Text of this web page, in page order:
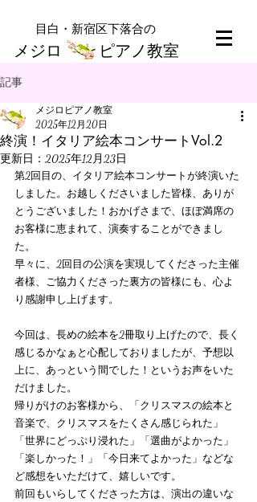
​目白・新宿区下落合の
メジロ ピアノ教室
記事
終演！イタリア絵本コンサートVol.2
メジロピアノ教室
2025年12月20日
更新日： 2025年12月23日
第2回目の、イタリア絵本コンサートが終演いた
しました。お越しくださいました皆様、ありが
とうございました！おかげさまで、ほぼ満席の
お客様に恵まれて、演奏することができまし
た。
早々に、2回目の公演を実現してくださった主催
者様、ご協力くださった裏方の皆様にも、心よ
り感謝申し上げます。
今回は、長めの絵本を2冊取り上げたので、長く
感じるかなぁと心配しておりましたが、予想以
上に、あっという間でした！というお声をいた
だけました。
帰りがけのお客様から、「クリスマスの絵本と
音楽で、クリスマスをたくさん感じられた」
「世界にどっぷり浸れた」「選曲がよかった」
「楽しかった！」「今日来てよかった」などな
ど感想をいただけて、嬉しいです。
前回もいらしてくださった方は、演出の違いな